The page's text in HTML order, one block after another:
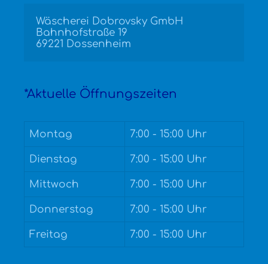
Wäscherei Dobrovsky GmbH
Bahnhofstraße 19
69221 Dossenheim
*Aktuelle Öffnungszeiten
Montag 7:00 - 15:00 Uhr
Dienstag 7:00 - 15:00 Uhr
Mittwoch 7:00 - 15:00 Uhr
Donnerstag 7:00 - 15:00 Uhr
Freitag 7:00 - 15:00 Uhr